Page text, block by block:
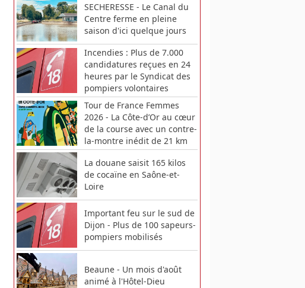
SECHERESSE - Le Canal du
Centre ferme en pleine
saison d'ici quelque jours
Incendies : Plus de 7.000
candidatures reçues en 24
heures par le Syndicat des
pompiers volontaires
Tour de France Femmes
2026 - La Côte-d’Or au cœur
de la course avec un contre-
la-montre inédit de 21 km
La douane saisit 165 kilos
de cocaïne en Saône-et-
Loire
Important feu sur le sud de
Dijon - Plus de 100 sapeurs-
pompiers mobilisés
Beaune - Un mois d'août
animé à l'Hôtel-Dieu